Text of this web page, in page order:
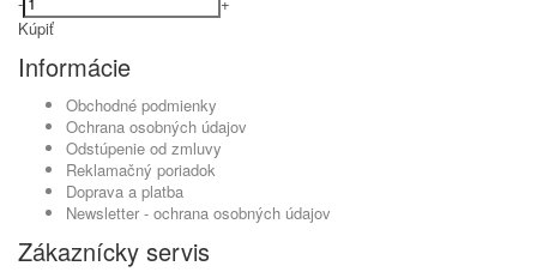
Kúpiť
Informácie
Obchodné podmienky
Ochrana osobných údajov
Odstúpenie od zmluvy
Reklamačný poriadok
Doprava a platba
Newsletter - ochrana osobných údajov
Zákaznícky servis